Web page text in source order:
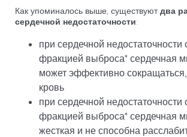
Как упоминалось выше, существуютдва
сердечной недостаточности:
при сердечной
фракцией выброса* сердечная
может эффективно сокращаться,
кровь
при сердечной недостаточности
фракцией выброса* сердечная
жесткая и не способна